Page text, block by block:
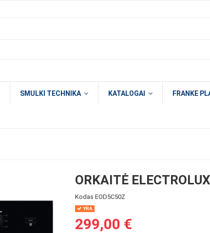
SMULKI TECHNIKA KATALOGAI FRANKE
ORKAITĖ
Kodas EOD5C50Z
YRA
299,00 €